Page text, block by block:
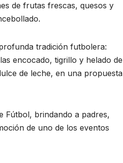
de frutas frescas, quesos y
tradición futbolera:
encocado, tigrillo y helado de
de leche, en una propuesta
Fútbol, brindando a padres,
de uno de los eventos